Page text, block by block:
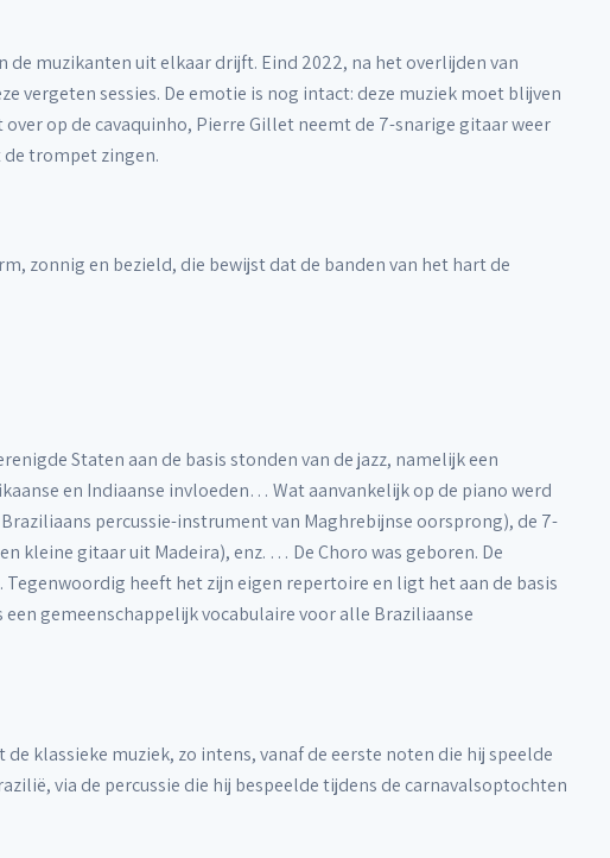
muzikanten uit elkaar drijft. Eind 2022, na het overlijden van
vergeten sessies. De emotie is nog intact: deze muziek moet blijven
op de cavaquinho, Pierre Gillet neemt de 7-snarige gitaar weer
trompet zingen.
zonnig en bezield, die bewijst dat de banden van het hart de
Staten aan de basis stonden van de jazz, namelijk een
en Indiaanse invloeden… Wat aanvankelijk op de piano werd
percussie-instrument van Maghrebijnse oorsprong), de 7-
kleine gitaar uit Madeira), enz. … De Choro was geboren. De
heeft het zijn eigen repertoire en ligt het aan de basis
gemeenschappelijk vocabulaire voor alle Braziliaanse
klassieke muziek, zo intens, vanaf de eerste noten die hij speelde
via de percussie die hij bespeelde tijdens de carnavalsoptochten